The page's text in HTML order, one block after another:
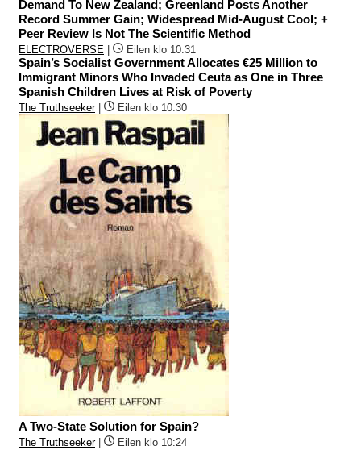
Demand To New Zealand; Greenland Posts Another
Record Summer Gain; Widespread Mid-August Cool; +
Peer Review Is Not The Scientific Method
ELECTROVERSE | Eilen klo 10:31
Spain’s Socialist Government Allocates €25 Million to
Immigrant Minors Who Invaded Ceuta as One in Three
Spanish Children Lives at Risk of Poverty
The Truthseeker| Eilen klo 10:30
A Two-State Solution for Spain?
The Truthseeker| Eilen klo 10:24